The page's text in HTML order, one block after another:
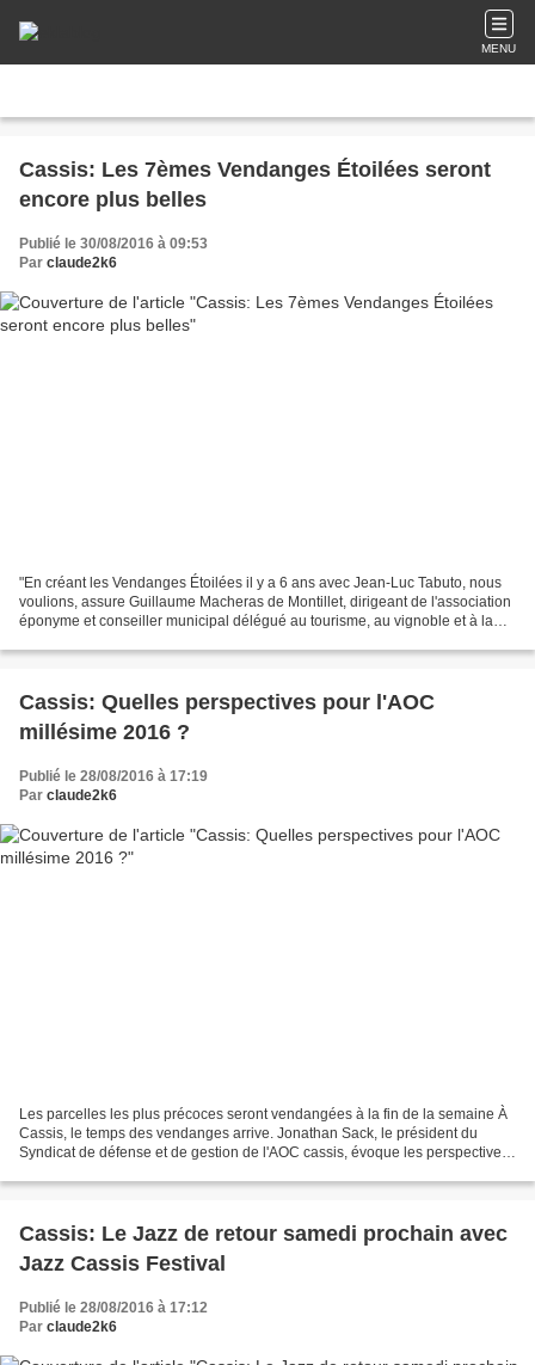
MENU
Cassis: Les 7èmes Vendanges Étoilées seront
encore plus belles
Publié le 30/08/2016 à 09:53
Par claude2k6
"En créant les Vendanges Étoilées il y a 6 ans avec Jean-Luc Tabuto, nous
voulions, assure Guillaume Macheras de Montillet, dirigeant de l'association
éponyme et conseiller municipal délégué au tourisme, au vignoble et à la
Cassis: Quelles perspectives pour l'AOC
millésime 2016 ?
Publié le 28/08/2016 à 17:19
Par claude2k6
Les parcelles les plus précoces seront vendangées à la fin de la semaine À
Cassis, le temps des vendanges arrive. Jonathan Sack, le président du
Syndicat de défense et de gestion de l'AOC cassis, évoque les perspectives
Cassis: Le Jazz de retour samedi prochain avec
Jazz Cassis Festival
Publié le 28/08/2016 à 17:12
Par claude2k6